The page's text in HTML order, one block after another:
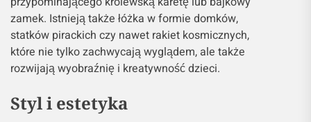
zamek. Istnieją także łóżka w formie domków,
statków pirackich czy nawet rakiet kosmicznych,
które nie tylko zachwycają wyglądem, ale także
rozwijają wyobraźnię i kreatywność dzieci.
Styl i estetyka